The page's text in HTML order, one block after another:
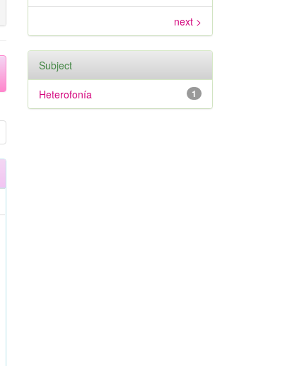
next >
Subject
1
Heterofonía